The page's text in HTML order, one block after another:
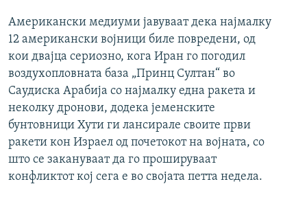
Американски медиуми јавуваат дека најмалку
12 американски војници биле повредени, од
кои двајца сериозно, кога Иран го погодил
воздухопловната база „Принц Султан“ во
Саудиска Арабија со најмалку една ракета и
неколку дронови, додека јеменските
бунтовници Хути ги лансирале своите први
ракети кон Израел од почетокот на војната, со
што се закануваат да го прошируваат
конфликтот кој сега е во својата петта недела.